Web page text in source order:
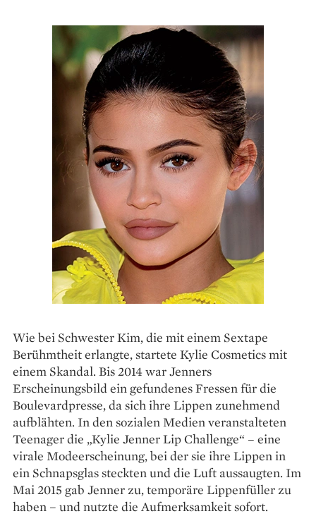
Wie bei Schwester Kim, die mit einem Sextape
Berühmtheit erlangte, startete Kylie Cosmetics mit
einem Skandal. Bis 2014 war Jenners
Erscheinungsbild ein gefundenes Fressen für die
Boulevardpresse, da sich ihre Lippen zunehmend
aufblähten. In den sozialen Medien veranstalteten
Teenager die „Kylie Jenner Lip Challenge“ – eine
virale Modeerscheinung, bei der sie ihre Lippen in
ein Schnapsglas steckten und die Luft aussaugten. Im
Mai 2015 gab Jenner zu, temporäre ­Lippenfüller zu
haben – und nutzte die Aufmerksamkeit sofort.